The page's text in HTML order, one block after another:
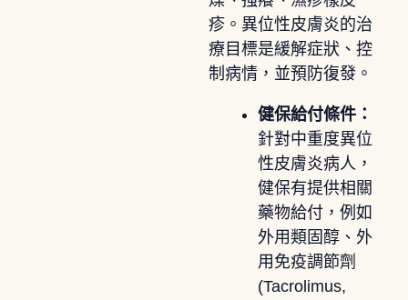
疹。異位性皮膚炎的治
療目標是緩解症狀、控
制病情，並預防復發。
健保給付條件：
針對中重度異位
性皮膚炎病人，
健保有提供相關
藥物給付，例如
外用類固醇、外
用免疫調節劑
(Tacrolimus,